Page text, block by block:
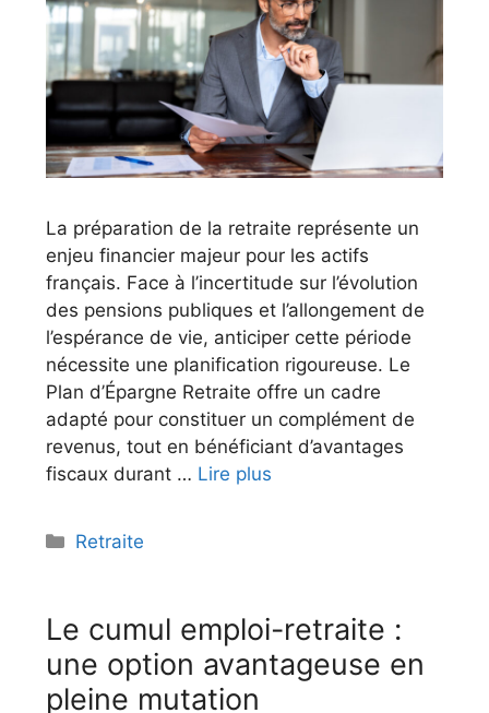
La préparation de la retraite représente un
enjeu financier majeur pour les actifs
français. Face à l’incertitude sur l’évolution
des pensions publiques et l’allongement de
l’espérance de vie, anticiper cette période
nécessite une planification rigoureuse. Le
Plan d’Épargne Retraite offre un cadre
adapté pour constituer un complément de
revenus, tout en bénéficiant d’avantages
fiscaux durant … Lire plus
Catégories
Retraite
Le cumul emploi-retraite :
une option avantageuse en
pleine mutation